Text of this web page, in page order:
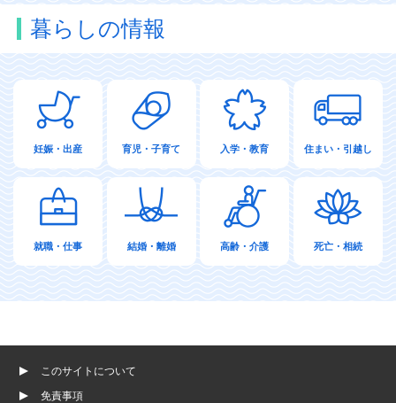
暮らしの情報
妊娠・出産 育児・子育て 入学・教育 住まい・引越し
就職・仕事 結婚・離婚 高齢・介護 死亡・相続
このサイトについて
免責事項